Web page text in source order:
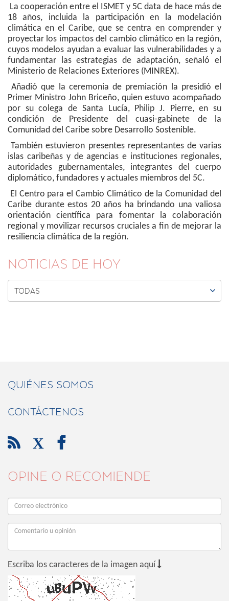
La cooperación entre el ISMET y 5C data de hace más de
18 años, incluida la participación en la modelación
climática en el Caribe, que se centra en comprender y
proyectar los impactos del cambio climático en la región,
cuyos modelos ayudan a evaluar las vulnerabilidades y a
fundamentar las estrategias de adaptación, señaló el
Ministerio de Relaciones Exteriores (MINREX).
Añadió que la ceremonia de premiación la presidió el
Primer Ministro John Briceño, quien estuvo acompañado
por su colega de Santa Lucía, Philip J. Pierre, en su
condición de Presidente del cuasi-gabinete de la
Comunidad del Caribe sobre Desarrollo Sostenible.
También estuvieron presentes representantes de varias
islas caribeñas y de agencias e instituciones regionales,
autoridades gubernamentales, integrantes del cuerpo
diplomático, fundadores y actuales miembros del 5C.
El Centro para el Cambio Climático de la Comunidad del
Caribe durante estos 20 años ha brindando una valiosa
orientación científica para fomentar la colaboración
regional y movilizar recursos cruciales a fin de mejorar la
resiliencia climática de la región.
NOTICIAS DE HOY
TODAS 
QUIÉNES SOMOS
CONTÁCTENOS
 X 
OPINE O RECOMIENDE
Escriba los caracteres de la imagen aquí 